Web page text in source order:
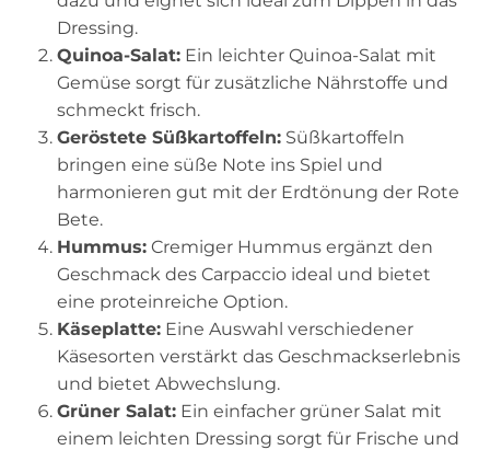
Dressing.
Quinoa-Salat: Ein leichter Quinoa-Salat mit
Gemüse sorgt für zusätzliche Nährstoffe und
schmeckt frisch.
Geröstete Süßkartoffeln: Süßkartoffeln
bringen eine süße Note ins Spiel und
harmonieren gut mit der Erdtönung der Rote
Bete.
Hummus: Cremiger Hummus ergänzt den
Geschmack des Carpaccio ideal und bietet
eine proteinreiche Option.
Käseplatte: Eine Auswahl verschiedener
Käsesorten verstärkt das Geschmackserlebnis
und bietet Abwechslung.
Grüner Salat: Ein einfacher grüner Salat mit
einem leichten Dressing sorgt für Frische und